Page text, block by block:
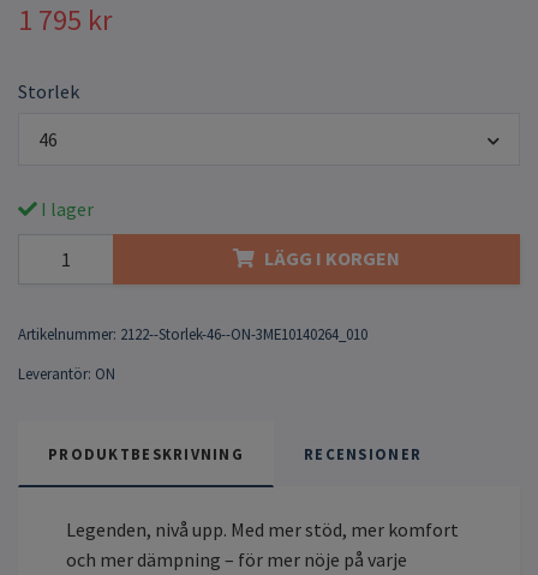
1 795 kr
Storlek
46
I lager
LÄGG I KORGEN
Artikelnummer: 2122--Storlek-46--ON-3ME10140264_010
Leverantör: ON
PRODUKTBESKRIVNING RECENSIONER
Legenden, nivå upp. Med mer stöd, mer komfort
och mer dämpning – för mer nöje på varje